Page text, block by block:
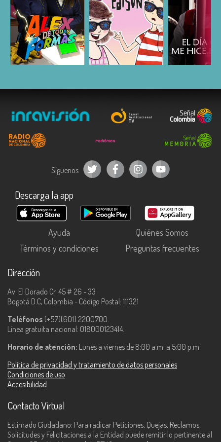
ESCUCHAR ESCUCHAR
Síguenos
Descarga la app
Ayuda
Quiénes Somos
Términos y condiciones
Preguntas frecuentes
Dirección
Av. El Dorado Cr. 45 # 26 - 33
Bogotá D.C, Colombia - Código Postal: 111321
Teléfonos (+57)(601) 2200700.
Línea gratuita nacional: 018000123414.
Horario de atención: Lunes a viernes de 8:00 a.m. a 5:00 p.m.
Política de privacidad y tratamiento de datos personales
Condiciones de uso
Accesibilidad
Contacto Virtual
Estimado Ciudadano: Para radicar Peticiones, Quejas, Reclamos,
Solicitudes y Felicitaciones a la Entidad puede remitir lo pertinente al